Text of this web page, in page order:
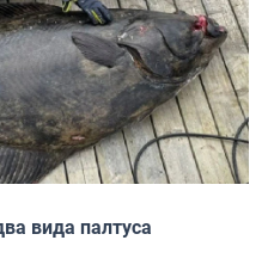
вида палтуса